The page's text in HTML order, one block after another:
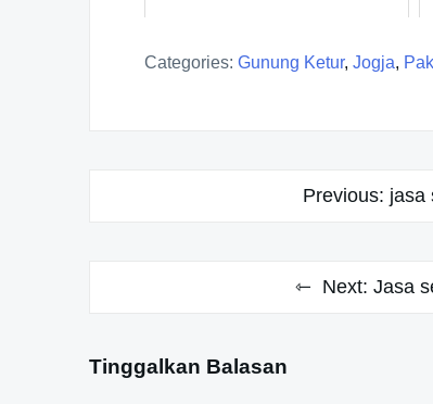
Categories: Gunung Ketur, Jogja,
Previous: jasa
Next: Jasa
Tinggalkan Balasan